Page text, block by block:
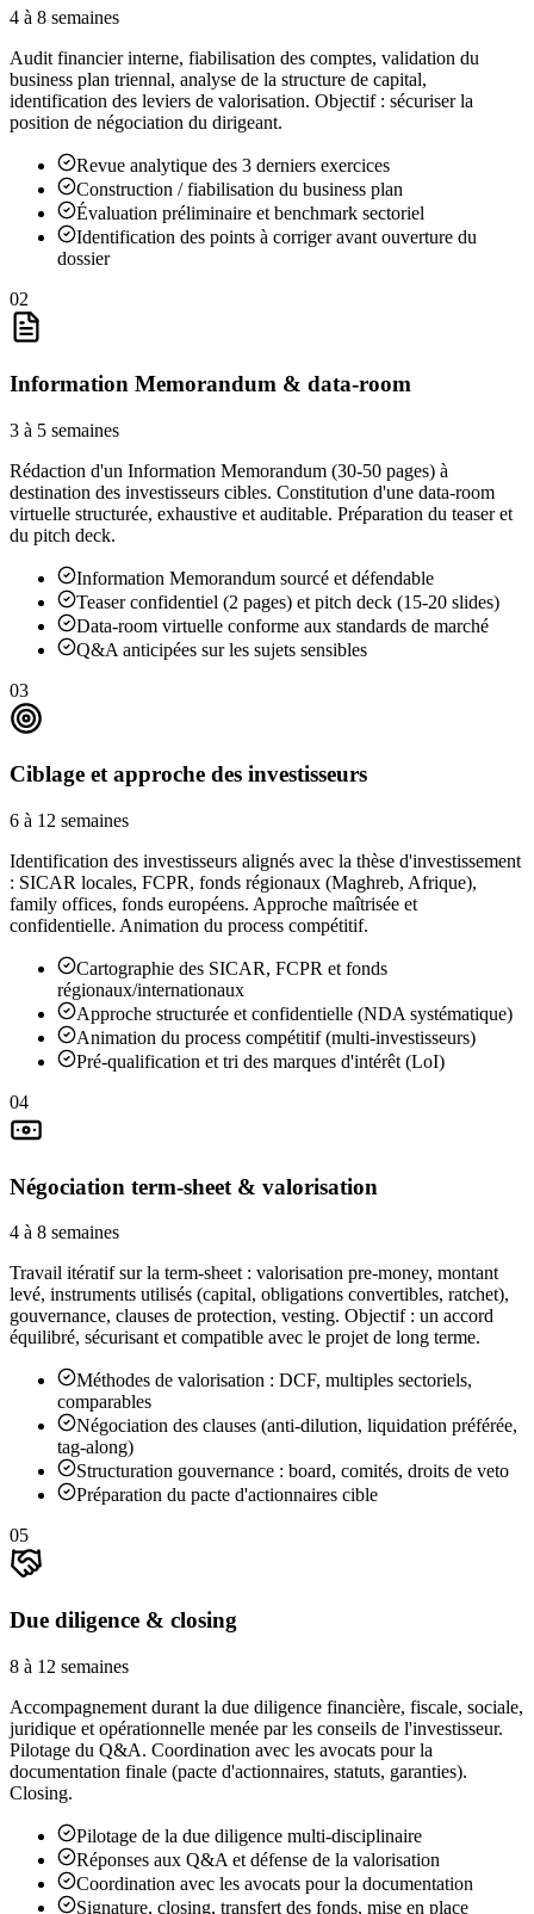
4 à 8 semaines
Audit financier interne, fiabilisation des comptes, validation du
business plan triennal, analyse de la structure de capital,
identification des leviers de valorisation. Objectif : sécuriser la
position de négociation du dirigeant.
Revue analytique des 3 derniers exercices
Construction / fiabilisation du business plan
Évaluation préliminaire et benchmark sectoriel
Identification des points à corriger avant ouverture du
dossier
02
Information Memorandum & data-room
3 à 5 semaines
Rédaction d'un Information Memorandum (30-50 pages) à
destination des investisseurs cibles. Constitution d'une data-room
virtuelle structurée, exhaustive et auditable. Préparation du teaser et
du pitch deck.
Information Memorandum sourcé et défendable
Teaser confidentiel (2 pages) et pitch deck (15-20 slides)
Data-room virtuelle conforme aux standards de marché
Q&A anticipées sur les sujets sensibles
03
Ciblage et approche des investisseurs
6 à 12 semaines
Identification des investisseurs alignés avec la thèse d'investissement
: SICAR locales, FCPR, fonds régionaux (Maghreb, Afrique),
family offices, fonds européens. Approche maîtrisée et
confidentielle. Animation du process compétitif.
Cartographie des SICAR, FCPR et fonds
régionaux/internationaux
Approche structurée et confidentielle (NDA systématique)
Animation du process compétitif (multi-investisseurs)
Pré-qualification et tri des marques d'intérêt (LoI)
04
Négociation term-sheet & valorisation
4 à 8 semaines
Travail itératif sur la term-sheet : valorisation pre-money, montant
levé, instruments utilisés (capital, obligations convertibles, ratchet),
gouvernance, clauses de protection, vesting. Objectif : un accord
équilibré, sécurisant et compatible avec le projet de long terme.
Méthodes de valorisation : DCF, multiples sectoriels,
comparables
Négociation des clauses (anti-dilution, liquidation préférée,
tag-along)
Structuration gouvernance : board, comités, droits de veto
Préparation du pacte d'actionnaires cible
05
Due diligence & closing
8 à 12 semaines
Accompagnement durant la due diligence financière, fiscale, sociale,
juridique et opérationnelle menée par les conseils de l'investisseur.
Pilotage du Q&A. Coordination avec les avocats pour la
documentation finale (pacte d'actionnaires, statuts, garanties).
Closing.
Pilotage de la due diligence multi-disciplinaire
Réponses aux Q&A et défense de la valorisation
Coordination avec les avocats pour la documentation
Signature, closing, transfert des fonds, mise en place